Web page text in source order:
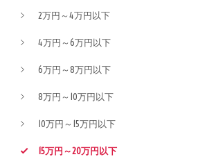
2万円～4万円以下
4万円～6万円以下
6万円～8万円以下
8万円～10万円以下
10万円～15万円以下
15万円～20万円以下